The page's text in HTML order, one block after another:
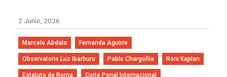
2 Junio, 2026
Marcelo Abdala Fernanda Aguirre
Observatorio Luz Ibarburu Pablo Chargoñia Roni Kaplan
Estatuto de Roma Corte Penal Internacional